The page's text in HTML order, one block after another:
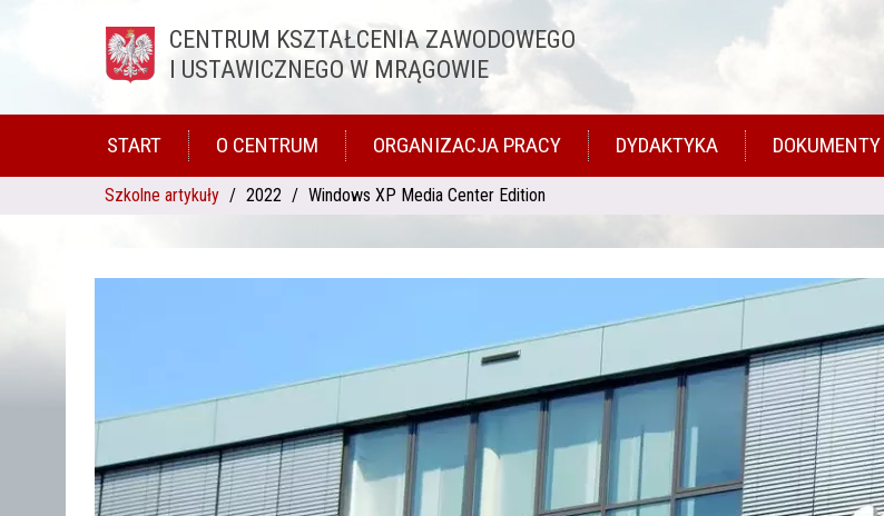
Przejdź do treści
CENTRUM KSZTAŁCENIA ZAWODOWEGO
I USTAWICZNEGO W MRĄGOWIE
START O CENTRUM ORGANIZACJA PRACY DYDAKTYKA DOKUMENTY
Szkolne artykuły 2022 Windows XP Media Center Edition